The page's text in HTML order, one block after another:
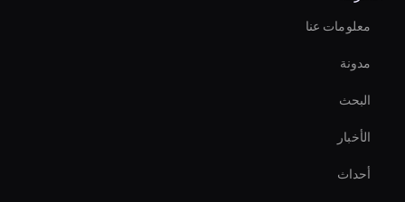
Holographic Virtual Assistant
Ai Avatar For Zoom Meetings
Best Real-Time Ai Avatar Software
حلول روبوت دردشة الفيديو بالذكاء الاصطناعي
Virtual Events Ai Avatar
معلومات عنا
مدونة
البحث
الأخبار
أحداث